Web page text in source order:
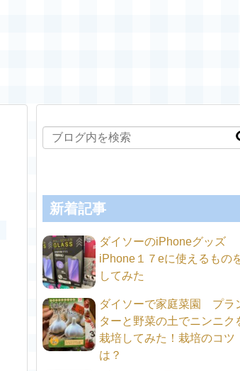
新着記事
ダイソーのiPhoneグッズ
iPhone１７eに使えるもの
してみた
ダイソーで家庭菜園 プラ
ターと野菜の土でニンニク
栽培してみた！栽培のコツ
は？